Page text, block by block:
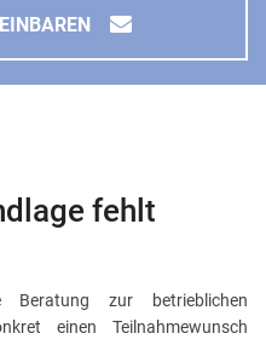
fehlt
zur betrieblichen
einen Teilnahmewunsch